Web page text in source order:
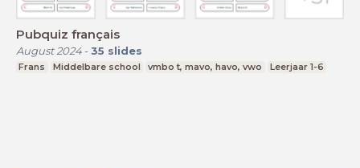
Pubquiz français
August 2024- 35 slides
Frans Middelbare school vmbo t, mavo, havo, vwo Leerjaar 1-6